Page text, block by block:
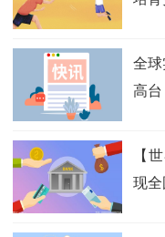
全
高
【
现